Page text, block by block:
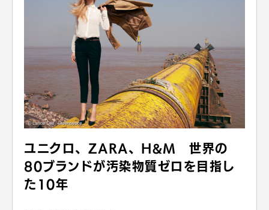
ユニクロ、ZARA、H&M 世界の
80ブランドが汚染物質ゼロを目指し
た10年